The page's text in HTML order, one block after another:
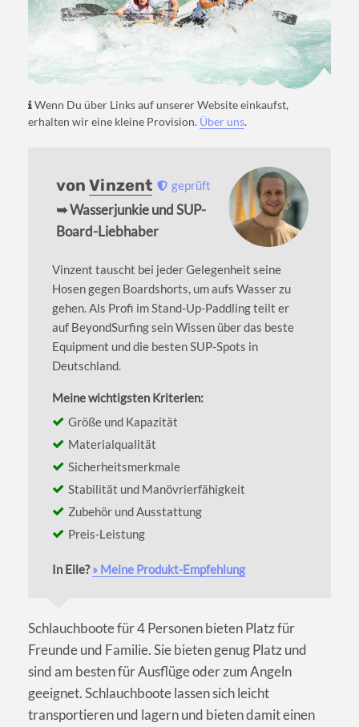
Wenn Du über Links auf unserer Website einkaufst,
erhalten wir eine kleine Provision. Über uns.
vonVinzent geprüft
➥ Wasserjunkie und SUP-
Board-Liebhaber
Vinzent tauscht bei jeder Gelegenheit seine
Hosen gegen Boardshorts, um aufs Wasser zu
gehen. Als Profi im Stand-Up-Paddling teilt er
auf BeyondSurfing sein Wissen über das beste
Equipment und die besten SUP-Spots in
Deutschland.
Meine wichtigsten Kriterien:
Größe und Kapazität
Materialqualität
Sicherheitsmerkmale
Stabilität und Manövrierfähigkeit
Zubehör und Ausstattung
Preis-Leistung
In Eile?» Meine Produkt-Empfehlung
Schlauchboote für 4 Personen bieten Platz für
Freunde und Familie. Sie bieten genug Platz und
sind am besten für Ausflüge oder zum Angeln
geeignet. Schlauchboote lassen sich leicht
transportieren und lagern und bieten damit einen